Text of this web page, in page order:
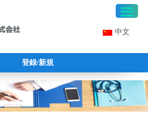
中文
登録/新規